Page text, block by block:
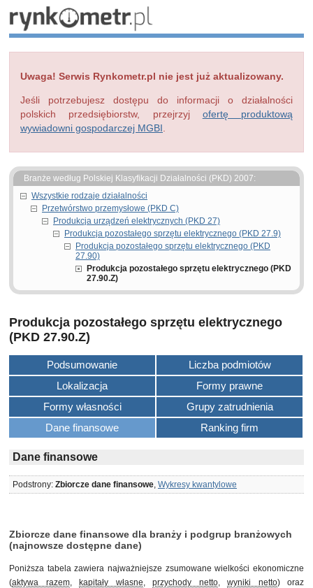
Uwaga! Serwis Rynkometr.pl nie jest już aktualizowany.
Jeśli potrzebujesz dostępu do informacji o działalności
polskich przedsiębiorstw, przejrzyj ofertę produktową
wywiadowni gospodarczej MGBI
Branże według Polskiej Klasyfikacji Działalności (PKD) 2007:
Wszystkie rodzaje działalności
Przetwórstwo przemysłowe (PKD C)
Produkcja urządzeń elektrycznych (PKD 27)
Produkcja pozostałego sprzętu elektrycznego (PKD 27.9)
Produkcja pozostałego sprzętu elektrycznego (PKD
27.90)
Produkcja pozostałego sprzętu elektrycznego (PKD
27.90.Z)
Produkcja pozostałego sprzętu elektrycznego
(PKD 27.90.Z)
Podsumowanie
Liczba podmiotów
Lokalizacja
Formy prawne
Formy własności
Grupy zatrudnienia
Dane finansowe
Ranking firm
Dane finansowe
Podstrony: Zbiorcze dane finansowe, Wykresy kwantylowe
Zbiorcze dane finansowe dla branży i podgrup branżowych
(najnowsze dostępne dane)
Poniższa tabela zawiera najważniejsze zsumowane wielkości ekonomiczne
(aktywa razem, kapitały własne, przychody netto, wyniki netto) oraz